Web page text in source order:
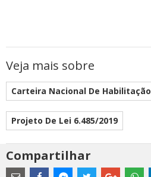
Veja mais sobre
Carteira Nacional De Habilitação
Projeto De Lei 6.485/2019
Compartilhar
Estes
são